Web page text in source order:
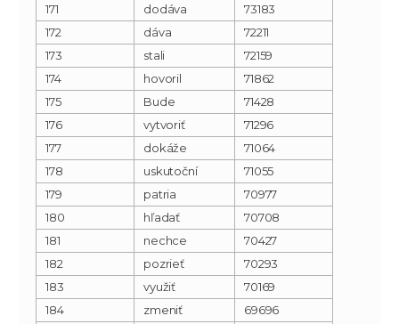
171
dodáva
73183
172
dáva
72211
173
stali
72159
174
hovoril
71862
175
Bude
71428
176
vytvoriť
71296
177
dokáže
71064
178
uskutoční
71055
179
patria
70977
180
hľadať
70708
181
nechce
70427
182
pozrieť
70293
183
využiť
70169
184
zmeniť
69696